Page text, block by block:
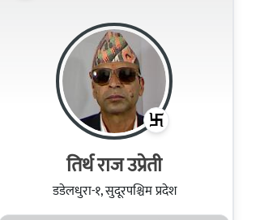
तिर्थ राज उप्रेती
डडेलधुरा-१, सुदूरपश्चिम प्रदेश